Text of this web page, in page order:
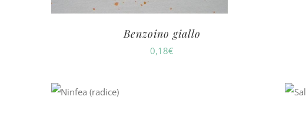
Benzoino giallo
0,18€
CARRELLO